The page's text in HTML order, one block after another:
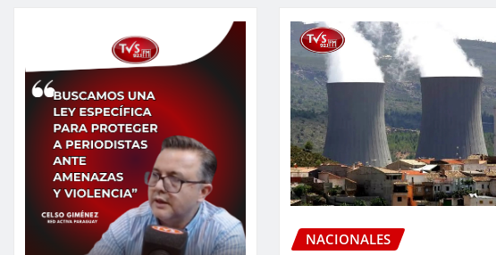
NACIONALES